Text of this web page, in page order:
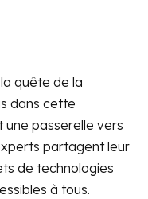
quête de la
dans cette
passerelle vers
partagent leur
de technologies
à tous.